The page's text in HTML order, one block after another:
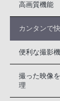
高画質機能
カンタンで
便利な撮影
撮った映像
理